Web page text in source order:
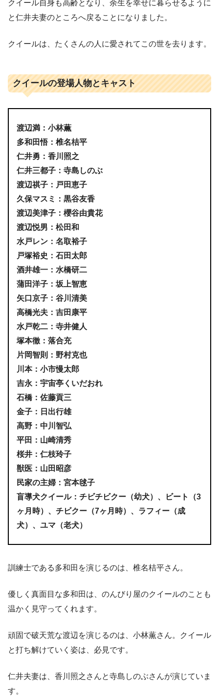
クイール自身も高齢となり、余生を幸せに暮らせるように
と仁井夫妻のところへ戻ることになりました。
クイールは、たくさんの人に愛されてこの世を去ります。
クイールの登場人物とキャスト
渡辺満：小林薫
多和田悟：椎名桔平
仁井勇：香川照之
仁井三都子：寺島しのぶ
渡辺祺子：戸田恵子
久保マスミ：黒谷友香
渡辺美津子：櫻谷由貴花
渡辺悦男：松田和
水戸レン：名取裕子
戸塚裕史：石田太郎
酒井雄一：水橋研二
蒲田洋子：坂上智恵
矢口京子：谷川清美
高橋光夫：吉田康平
水戸乾二：寺井健人
塚本徹：落合充
片岡智則：野村克也
川本：小市慢太郎
吉永：宇宙亭くいだおれ
石橋：佐藤貢三
金子：日出行雄
高野：中川智弘
平田：山崎清秀
桜井：仁枝玲子
獣医：山田昭彦
民家の主婦：宮本毬子
盲導犬クイール：チビチビクー（幼犬）、ビート（3
ヶ月時）、チビクー（7ヶ月時）、ラフィー（成
犬）、ユマ（老犬）
訓練士である多和田を演じるのは、椎名桔平さん。
優しく真面目な多和田は、のんびり屋のクイールのことも
温かく見守ってくれます。
頑固で破天荒な渡辺を演じるのは、小林薫さん。クイール
と打ち解けていく姿は、必見です。
仁井夫妻は、香川照之さんと寺島しのぶさんが演じていま
す。